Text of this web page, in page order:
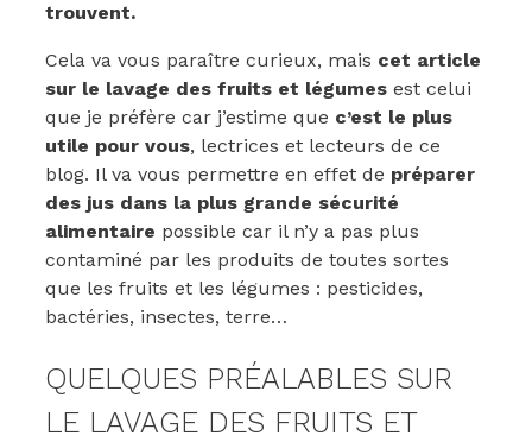
trouvent.
Cela va vous paraître curieux, mais cet article
sur le lavage des fruits et légumes est celui
que je préfère car j’estime que c’est le plus
utile pour vous, lectrices et lecteurs de ce
blog. Il va vous permettre en effet de préparer
des jus dans la plus grande sécurité
alimentaire possible car il n’y a pas plus
contaminé par les produits de toutes sortes
que les fruits et les légumes : pesticides,
bactéries, insectes, terre…
QUELQUES PRÉALABLES SUR
LE LAVAGE DES FRUITS ET